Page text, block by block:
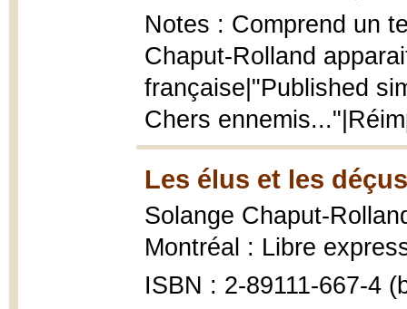
Notes : Comprend un
Chaput-Rolland
française|"Published
Chers
Les élus et les
Solange Chaput-
Montréal : Libre
ISBN : 2-89111-667-4